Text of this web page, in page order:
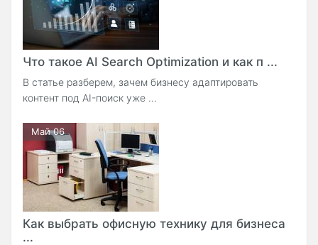
Что такое AI Search Optimization и как п ...
В статье разберем, зачем бизнесу адаптировать
контент под AI-поиск уже ...
Май 06
Как выбрать офисную технику для бизнеса
...